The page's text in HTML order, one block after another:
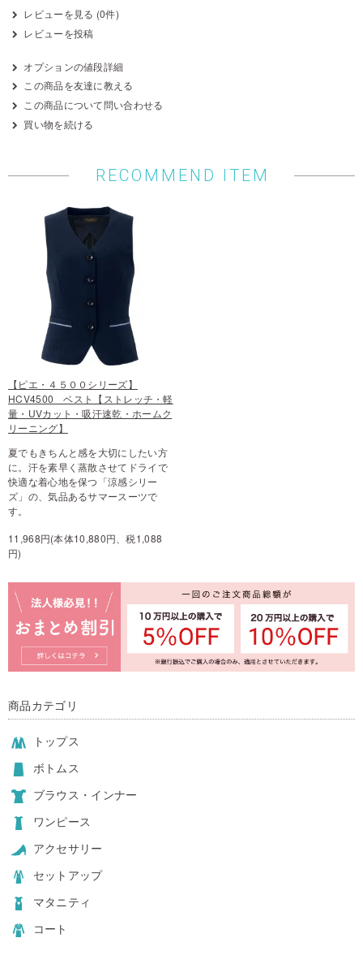
レビューを見る (0件)
レビューを投稿
オプションの値段詳細
この商品を友達に教える
この商品について問い合わせる
買い物を続ける
RECOMMEND ITEM
【ピエ・４５００シリーズ】
HCV4500 ベスト【ストレッチ・軽
量・UVカット・吸汗速乾・ホームク
リーニング】
夏でもきちんと感を大切にしたい方
に。汗を素早く蒸散させてドライで
快適な着心地を保つ「涼感シリー
ズ」の、気品あるサマースーツで
す。
11,968円(本体10,880円、税1,088
円)
商品カテゴリ
トップス
ボトムス
ブラウス・インナー
ワンピース
アクセサリー
セットアップ
マタニティ
コート